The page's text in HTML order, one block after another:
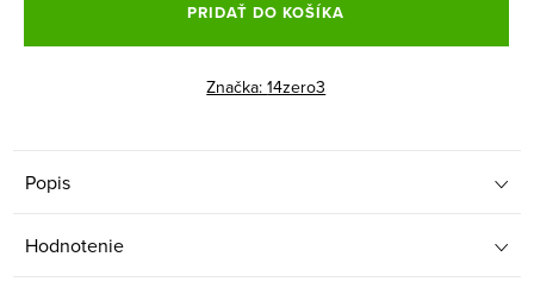
PRIDAŤ DO KOŠÍKA
Značka:14zero3
Popis
Hodnotenie